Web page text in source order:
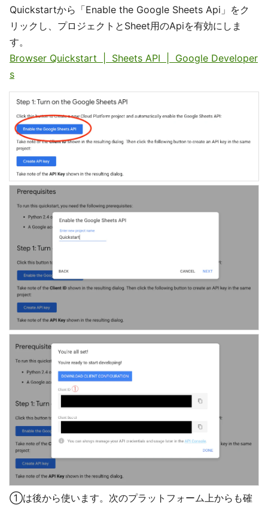
Quickstartから「Enable the Google Sheets Api」をク
リックし、プロジェクトとSheet用のApiを有効にしま
す。
Browser Quickstart | Sheets API | Google Developer
s
①は後から使います。次のプラットフォーム上からも確